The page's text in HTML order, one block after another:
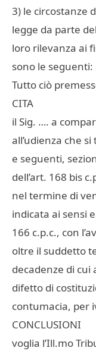
3) le circostanze
legge da parte
loro rilevanza ai
sono le seguenti:
Tutto ciò
CITA
il Sig. …. a
all’udienza che
e seguenti,
dell’art. 168 bis
nel termine di
indicata ai sensi
166 c.p.c., con
oltre il suddetto
decadenze di cui
difetto di
contumacia, per
CONCLUSIONI
voglia l’Ill.mo